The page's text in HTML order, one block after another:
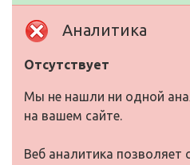
Аналитика
Отсутствует
Мы не нашли ни одной
на вашем сайте.
Веб аналитика позволяет